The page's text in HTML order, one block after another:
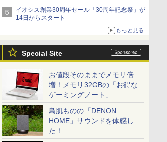
7800X3D」との価格逆転解消 [8月前半のCPU
価格]
イオシス創業30周年セール「30周年記念祭」が
14日からスタート
もっと見る
Special Site
お値段そのままでメモリ倍
増！メモリ32GBの「お得な
ゲーミングノート」
鳥肌ものの「DENON
HOME」サウンドを体感し
た！